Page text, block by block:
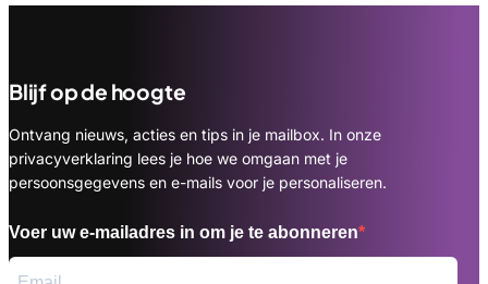
Blijf op de hoogte
Ontvang nieuws, acties en tips in je mailbox. In onze
privacyverklaring lees je hoe we omgaan met je
persoonsgegevens en e-mails voor je personaliseren.
Voer uw e-mailadres in om je te abonneren